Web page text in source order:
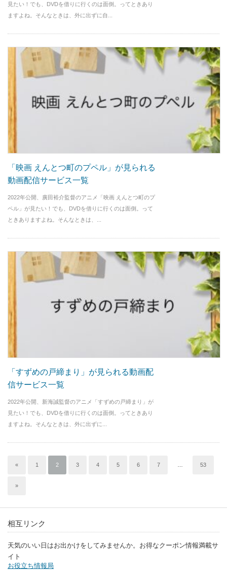
見たい！でも、DVDを借りに行くのは面倒。ってときあり
ますよね。そんなときは、外に出ずに自...
「映画 えんとつ町のプペル」が見られる
動画配信サービス一覧
2022年公開、廣田裕介監督のアニメ「映画 えんとつ町のプ
ペル」が見たい！でも、DVDを借りに行くのは面倒。って
ときありますよね。そんなときは、...
「すずめの戸締まり」が見られる動画配
信サービス一覧
2022年公開、新海誠監督のアニメ「すずめの戸締まり」が
見たい！でも、DVDを借りに行くのは面倒。ってときあり
ますよね。そんなときは、外に出ずに...
« 1 2 3 4 5 6 7 53
»
相互リンク
天気のいい日はお出かけをしてみませんか。お得なクーポン情報満載サ
イト
お役立ち情報局